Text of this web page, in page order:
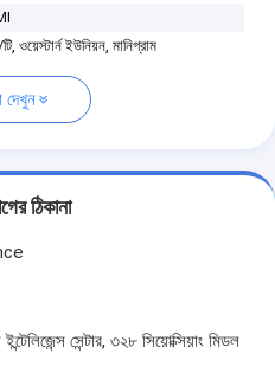
ওয়েস্টার্ন ইউনিয়ন, মানিগ্রাম
ঠিকানা
সেন্টার, ৩২৮ সিয়োক্সিয়াং মিডল